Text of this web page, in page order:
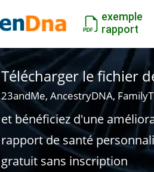
exemple
rapport
Télécharger le fichier
23andMe, AncestryDNA,
et bénéficiez d'une
rapport de santé
gratuit sans inscription